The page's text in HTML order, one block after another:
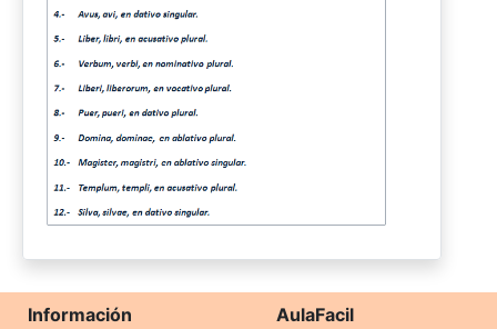
Información
AulaFacil